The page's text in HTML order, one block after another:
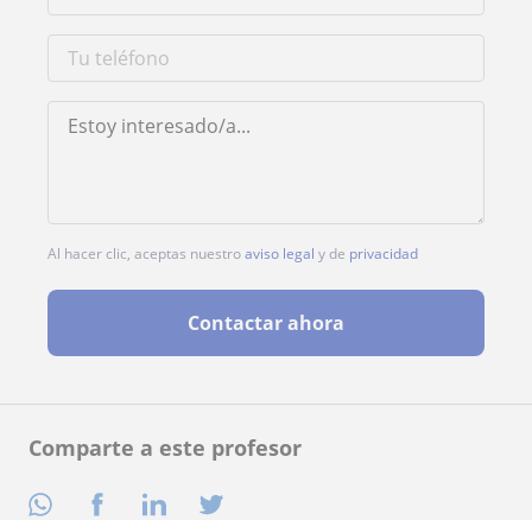
Comparte a este profesor
Al hacer clic, aceptas nuestroaviso legal y de privacidad
Contactar ahora